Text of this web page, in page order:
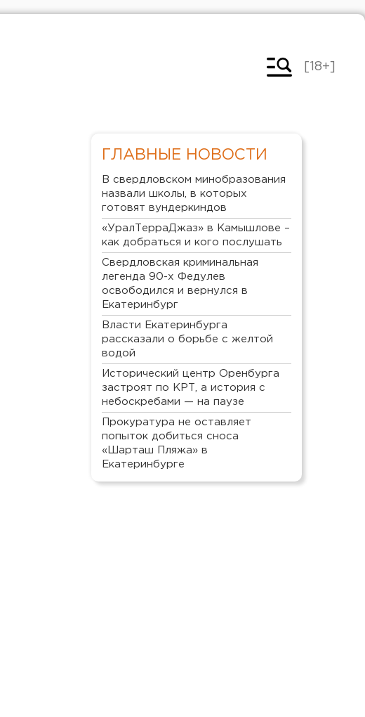
[18+]
ГЛАВНЫЕ НОВОСТИ
В свердловском минобразования
назвали школы, в которых
готовят вундеркиндов
«УралТерраДжаз» в Камышлове –
как добраться и кого послушать
Свердловская криминальная
легенда 90-х Федулев
освободился и вернулся в
Екатеринбург
Власти Екатеринбурга
рассказали о борьбе с желтой
водой
Исторический центр Оренбурга
застроят по КРТ, а история с
небоскребами — на паузе
Прокуратура не оставляет
попыток добиться сноса
«Шарташ Пляжа» в
Екатеринбурге